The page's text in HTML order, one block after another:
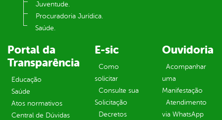
Juventude.
Procuradoria Jurídica.
Saúde.
Portal da
Transparência
Educação
Saúde
Atos normativos
Central de Dúvidas
E-sic
Como
solicitar
Consulte sua
Solicitação
Decretos
Ouvidoria
Acompanhar
uma
Manifestação
Atendimento
via WhatsApp